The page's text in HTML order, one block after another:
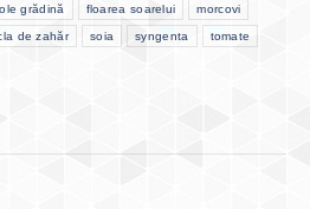
grădină floarea soarelui morcovi
de zahăr soia syngenta tomate